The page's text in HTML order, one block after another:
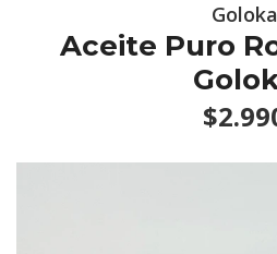
Goloka
Aceite Puro